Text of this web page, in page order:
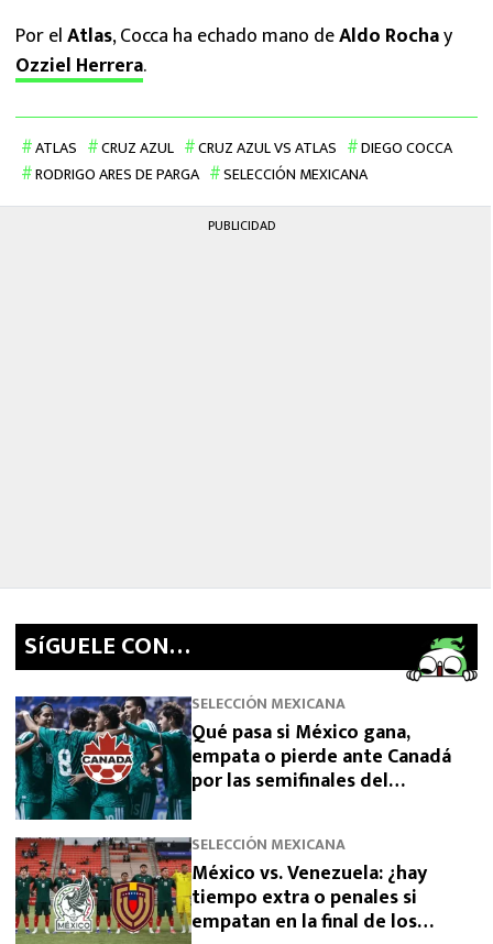
Por elAtlas, Cocca ha echado mano deAldo Rochay
Ozziel Herrera.
ATLAS CRUZ AZUL CRUZ AZUL VS ATLAS
DIEGO COCCA
RODRIGO ARES DE PARGA
SELECCIÓN MEXICANA
PUBLICIDAD
SíGUELE CON…
SELECCIÓN MEXICANA
Qué pasa si México gana,
empata o pierde ante Canadá
por las semifinales del
SELECCIÓN MEXICANA
México vs. Venezuela: ¿hay
tiempo extra o penales si
empatan en la final de los